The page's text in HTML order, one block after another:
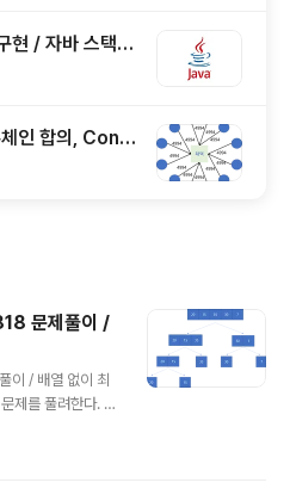
/ 자바 스택
인 합의, Cons
문제풀이 /
이 / 배열 없이 최
제를 풀려한다. 이
쓰고 푸는 방법